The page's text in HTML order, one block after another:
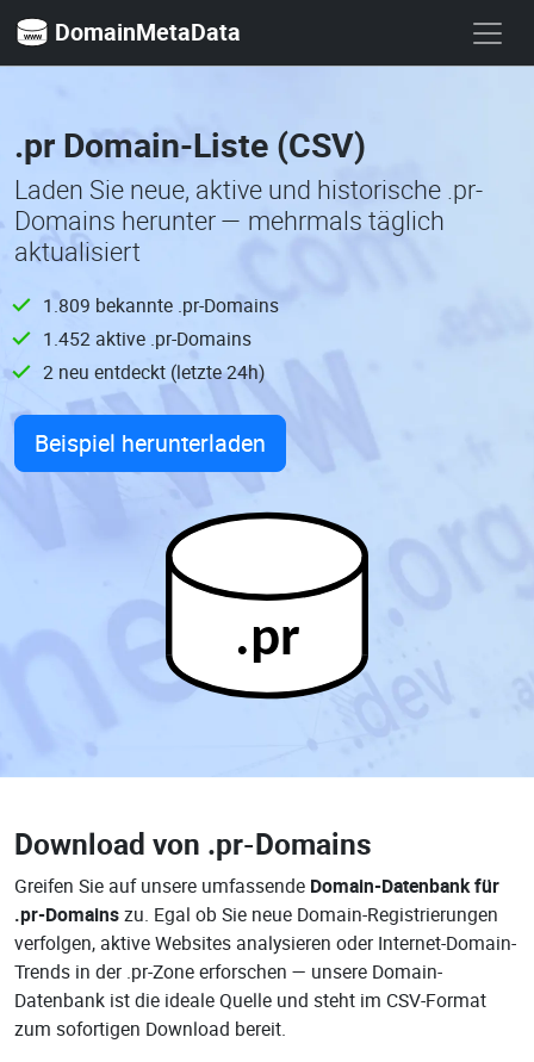
DomainMetaData
.pr Domain-Liste (CSV)
Laden Sie neue, aktive und historische .pr-
Domains herunter — mehrmals täglich
aktualisiert
1.809 bekannte .pr-Domains
1.452 aktive .pr-Domains
2 neu entdeckt (letzte 24h)
Beispiel herunterladen
.pr
Download von .pr-Domains
Greifen Sie auf unsere umfassende Domain-Datenbank für
.pr-Domainszu. Egal ob Sie neue Domain-Registrierungen
verfolgen, aktive Websites analysieren oder Internet-Domain-
Trends in der .pr-Zone erforschen — unsere Domain-
Datenbank ist die ideale Quelle und steht im CSV-Format
zum sofortigen Download bereit.